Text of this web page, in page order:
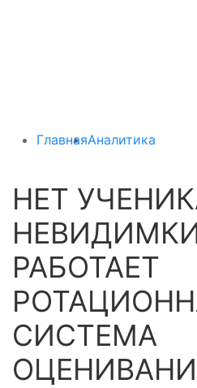
ГлавнаяАналитика
НЕТ
РАБОТАЕТ
СИСТЕМА